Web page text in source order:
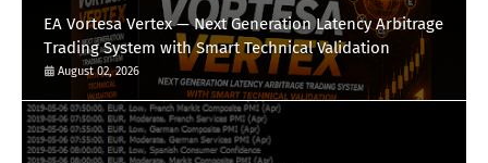
EA Vortesa Vertex — Next Generation Latency Arbitrage
Trading System with Smart Technical Validation
August 02, 2026